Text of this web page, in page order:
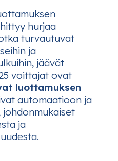
hurjaa
turvautuvat
ja
jäävät
voittajat ovat
luottamuksen
automaatioon ja
ja